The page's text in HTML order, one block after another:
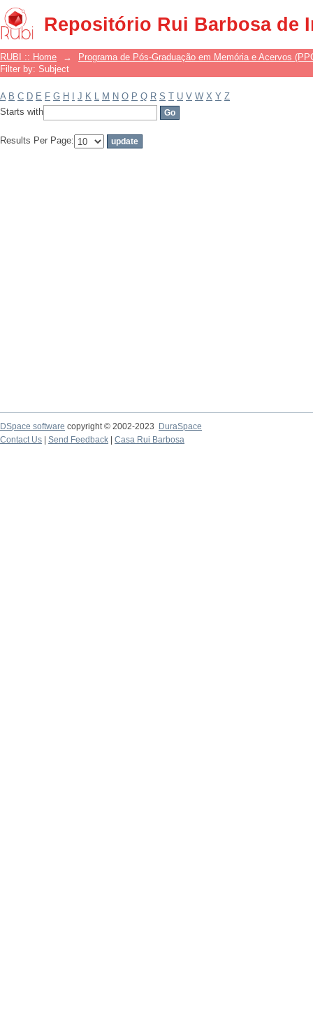
Repositório Rui Barbosa de
Filter by: Subject
RUBI :: Home →
Programa de Pós-Graduação em Memória e Acervos
Filter by: Subject
A B C D E F G H J K L M N O P Q R S T U V W X Y Z
Starts with
Results Per Page:
DSpace software copyright © 2002-2023
DuraSpace
Contact Us
Send Feedback Casa Rui Barbosa